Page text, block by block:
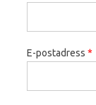
E-postadress *